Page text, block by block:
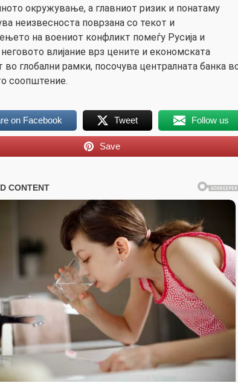
окружување, а главниот ризик и понатаму
неизвесноста поврзана со текот и
на воениот конфликт помеѓу Русија и
влијание врз цените и економската
во глобални рамки, посочува централната банка
соопштение.
on Facebook Tweet Follow us
Save